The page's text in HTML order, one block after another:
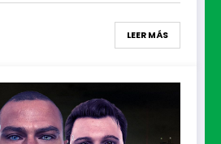
LEER MÁS